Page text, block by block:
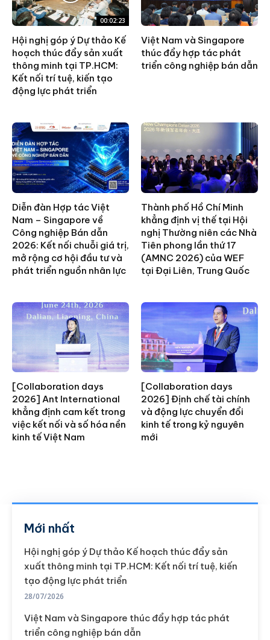
00:02:23
Hội nghị góp ý Dự thảo Kế
hoạch thúc đẩy sản xuất
thông minh tại TP.HCM:
Kết nối trí tuệ, kiến tạo
động lực phát triển
Việt Nam và Singapore
thúc đẩy hợp tác phát
triển công nghiệp bán dẫn
Diễn đàn Hợp tác Việt
Nam – Singapore về
Công nghiệp Bán dẫn
2026: Kết nối chuỗi giá trị,
mở rộng cơ hội đầu tư và
phát triển nguồn nhân lực
Thành phố Hồ Chí Minh
khẳng định vị thế tại Hội
nghị Thường niên các Nhà
Tiên phong lần thứ 17
(AMNC 2026) của WEF
tại Đại Liên, Trung Quốc
[Collaboration days
2026] Ant International
khẳng định cam kết trong
việc kết nối và số hóa nền
kinh tế Việt Nam
[Collaboration days
2026] Định chế tài chính
và động lực chuyển đổi
kinh tế trong kỷ nguyên
mới
Mới nhất
Hội nghị góp ý Dự thảo Kế hoạch thúc đẩy sản
xuất thông minh tại TP.HCM: Kết nối trí tuệ, kiến
tạo động lực phát triển
28/07/2026
Việt Nam và Singapore thúc đẩy hợp tác phát
triển công nghiệp bán dẫn